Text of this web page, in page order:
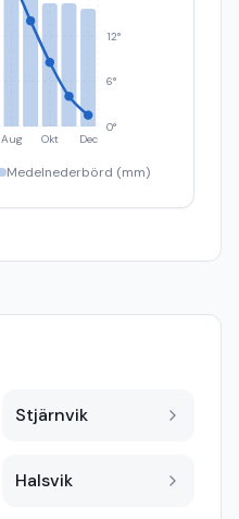
Aug Okt Dec
0°
6°
12°
Medelnederbörd (mm)
Stjärnvik
Halsvik